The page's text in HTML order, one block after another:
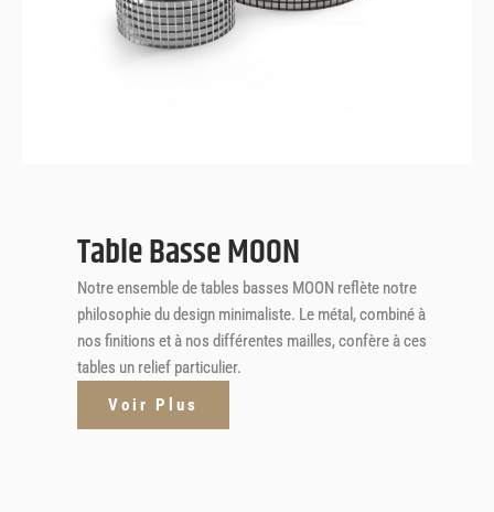
Table Basse MOON
Notre ensemble de tables basses MOON reflète notre
philosophie du design minimaliste. Le métal, combiné à
nos finitions et à nos différentes mailles, confère à ces
tables un relief particulier.
Voir Plus